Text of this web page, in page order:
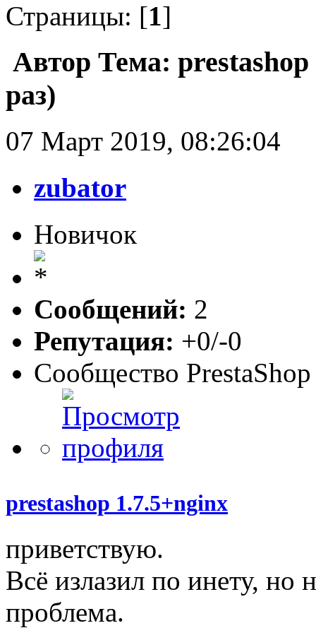
Страницы: [1]
Автор Тема:
раз)
07 Март 2019, 08:26:04
zubator
Новичок
Сообщений: 2
Репутация: +0/-0
Сообщество PrestaShop
prestashop 1.7.5+nginx
приветствую.
Всё излазил по инету, но
проблема.